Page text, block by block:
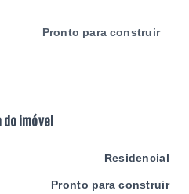
Pronto para construir
do imóvel
Residencial
Pronto para construir